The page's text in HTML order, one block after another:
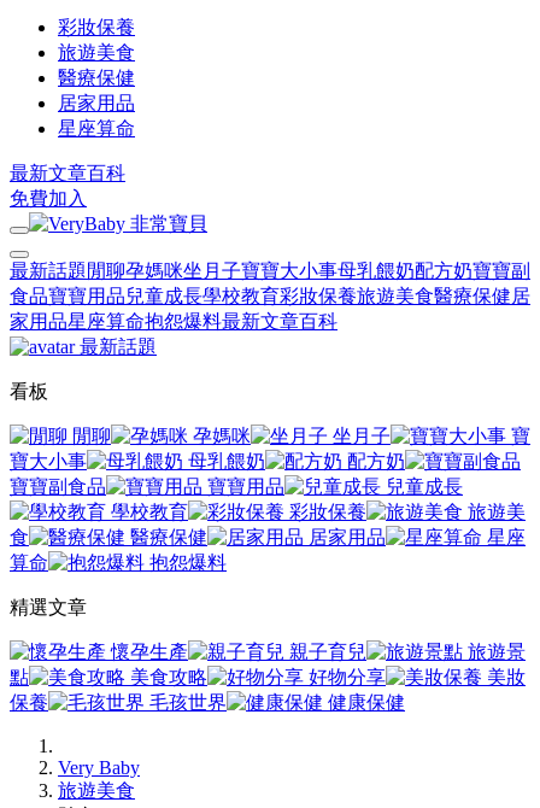
彩妝保養
旅遊美食
醫療保健
居家用品
星座算命
最新文章百科
免費加入
最新話題 閒聊孕媽咪坐月子寶寶大小事母乳餵奶配方奶寶寶副
食品寶寶用品兒童成長學校教育彩妝保養旅遊美食醫療保健居
家用品星座算命抱怨爆料最新文章百科
最新話題
看板
閒聊 孕媽咪 坐月子
寶
寶大小事
母乳餵奶
配方奶
寶寶副食品
寶寶用品
兒童成長
學校教育
彩妝保養
旅遊美
食
醫療保健 居家用品
星座
算命
抱怨爆料
精選文章
懷孕生產 親子育兒
旅遊景
點
美食攻略 好物分享
美妝
保養
毛孩世界 健康保健
Very Baby
旅遊美食